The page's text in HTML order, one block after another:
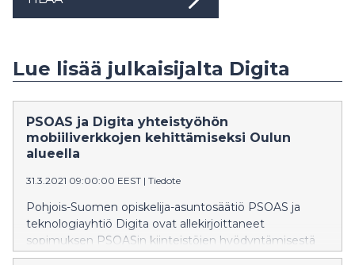
Lue lisää julkaisijalta Digita
PSOAS ja Digita yhteistyöhön
mobiiliverkkojen kehittämiseksi Oulun
alueella
31.3.2021 09:00:00 EEST | Tiedote
Pohjois-Suomen opiskelija-asuntosäätiö PSOAS ja
teknologiayhtiö Digita ovat allekirjoittaneet
sopimuksen PSOASin kiinteistöjen hyödyntämisestä
mobiilitukiasemien sijaintipaikkoina. PSOASilla on